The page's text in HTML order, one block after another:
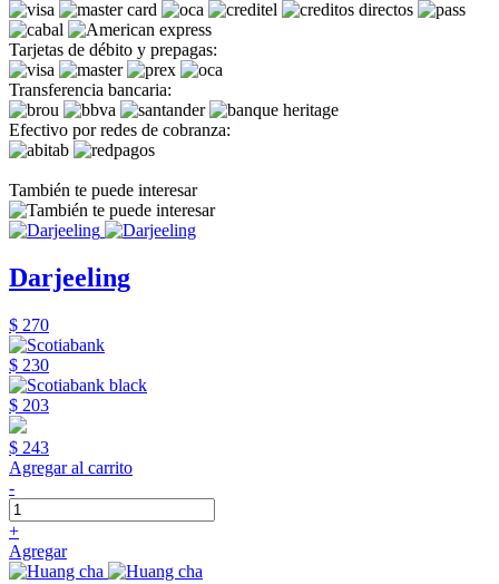
Tarjetas de débito y prepagas:
Transferencia bancaria:
Efectivo por redes de cobranza:
También te puede interesar
Darjeeling
$ 270
$ 230
$ 203
$ 243
Agregar al carrito
-
+
Agregar